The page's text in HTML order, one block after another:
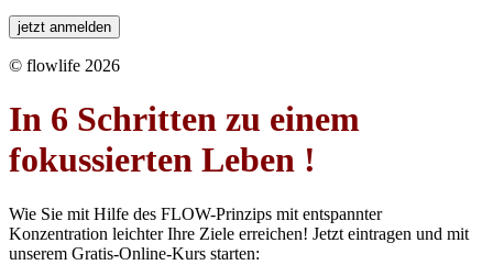
leer.
© flowlife 2026
In 6 Schritten zu einem
fokussierten Leben !
Wie Sie mit Hilfe des FLOW-Prinzips mit entspannter
Konzentration leichter Ihre Ziele erreichen! Jetzt eintragen und mit
unserem Gratis-Online-Kurs starten: